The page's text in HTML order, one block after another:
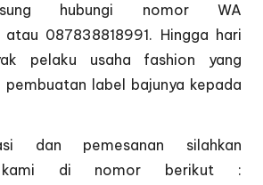
hubungi nomor WA
087838818991. Hingga hari
pelaku usaha fashion yang
pembuatan label bajunya kepada
dan pemesanan silahkan
kami di nomor berikut :